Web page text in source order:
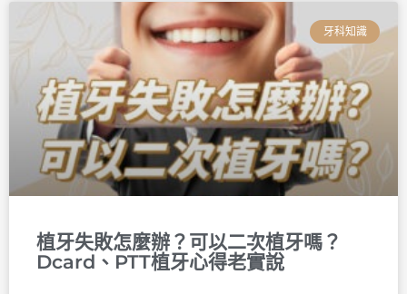
牙科知識
植牙失敗怎麼辦？可以二次植牙嗎？
Dcard、PTT植牙心得老實說